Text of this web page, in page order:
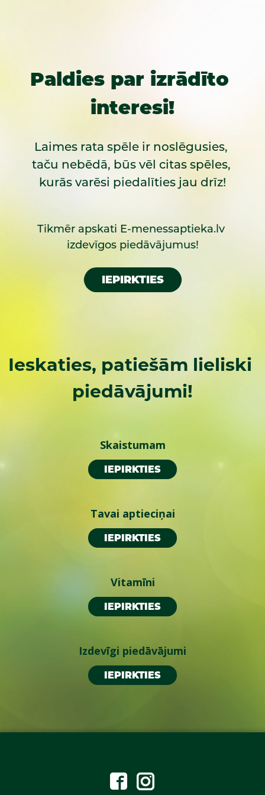
Paldies par izrādīto
interesi!
Laimes rata spēle ir noslēgusies,
taču nebēdā, būs vēl citas spēles,
kurās varēsi piedalīties jau drīz!
Tikmēr apskati E-menessaptieka.lv
izdevīgos piedāvājumus!
IEPIRKTIES
Ieskaties, patiešām lieliski
piedāvājumi!
Skaistumam
IEPIRKTIES
Tavai aptieciņai
IEPIRKTIES
Vitamīni
IEPIRKTIES
Izdevīgi piedāvājumi
IEPIRKTIES